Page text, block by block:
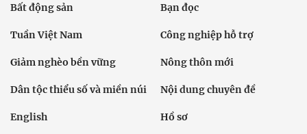
Bất động sản Bạn đọc
Tuần Việt Nam Công nghiệp hỗ trợ
Giảm nghèo bền vững Nông thôn mới
Dân tộc thiểu số và miền núi Nội dung chuyên đề
English Hồ sơ